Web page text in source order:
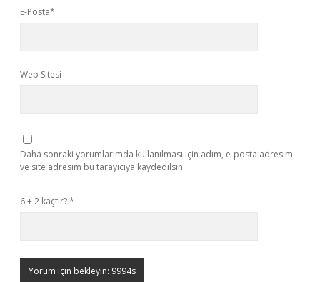
E-Posta*
Web Sitesi
Daha sonraki yorumlarımda kullanılması için adım, e-posta adresim
ve site adresim bu tarayıcıya kaydedilsin.
6 + 2 kaçtır?*